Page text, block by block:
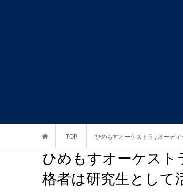
TOP ひめもすオーケストラ , オーディ
ひめもすオーケスト
格者は研究生として